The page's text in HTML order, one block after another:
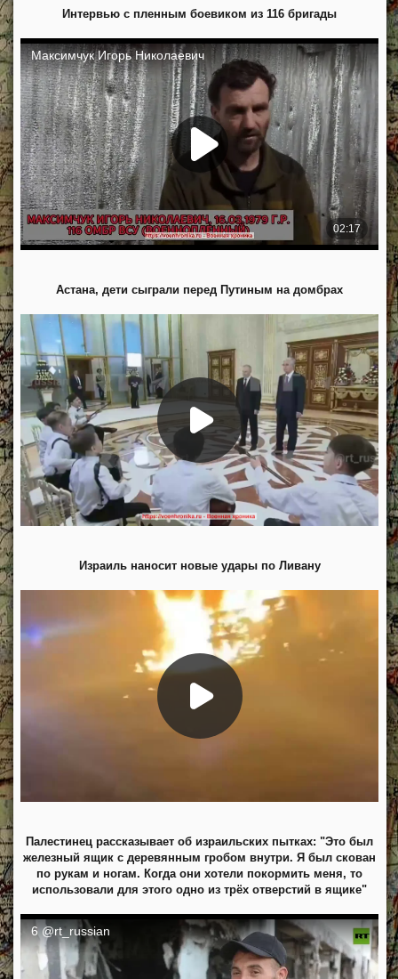
Интервью с пленным боевиком из 116 бригады
Астана, дети сыграли перед Путиным на домбрах
Израиль наносит новые удары по Ливану
Палестинец рассказывает об израильских пытках: "Это был
железный ящик с деревянным гробом внутри. Я был скован
по рукам и ногам. Когда они хотели покормить меня, то
использовали для этого одно из трёх отверстий в ящике"